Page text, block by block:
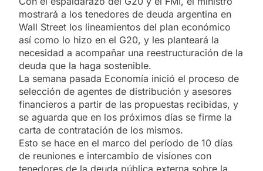
mostrará a los tenedores de deuda argentina en
Wall Street los lineamientos del plan económico
así como lo hizo en el G20, y les planteará la
necesidad a acompañar una reestructuración de la
deuda que la haga sostenible.
La semana pasada Economía inició el proceso de
selección de agentes de distribución y asesores
financieros a partir de las propuestas recibidas, y
se aguarda que en los próximos días se firme la
carta de contratación de los mismos.
Esto se hace en el marco del período de 10 días
de reuniones e intercambio de visiones con
tenedores de la deuda pública externa sobre la